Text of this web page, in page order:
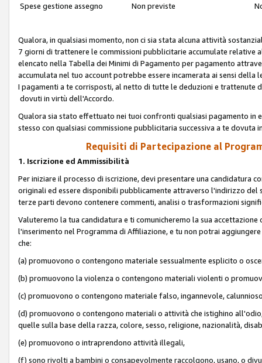
Spese gestione assegno
Non previste
Qualora, in qualsiasi momento, non ci sia stata alcuna attività
7 giorni di trattenere le commissioni pubblicitarie accumulate
elencato nella Tabella dei Minimi di Pagamento per pagamento
accumulata nel tuo account potrebbe essere incamerata ai sensi
I pagamenti a te corrisposti, al netto di tutte le deduzioni e trattenute
dovuti in virtù dell'Accordo.
Qualora sia stato effettuato nei tuoi confronti qualsiasi pagamento in
stesso con qualsiasi commissione pubblicitaria successiva a te dovuta
Requisiti di Partecipazione al
1. Iscrizione ed Ammissibilità
Per iniziare il processo di iscrizione, devi presentare una candidatura
originali ed essere disponibili pubblicamente attraverso l'indirizzo
terze parti devono contenere commenti, analisi o trasformazioni
Valuteremo la tua candidatura e ti comunicheremo la sua
l'inserimento nel Programma di Affiliazione, e tu non potrai
che:
(a) promuovono o contengono materiale sessualmente esplicito o
(b) promuovono la violenza o contengono materiali violenti o
(c) promuovono o contengono materiale falso, ingannevole,
(d) promuovono o contengono materiali o attività che istighino
quelle sulla base della razza, colore, sesso, religione, nazionalità,
(e) promuovono o intraprendono attività illegali,
(f) sono rivolti a bambini o consapevolmente raccolgono, usano, o